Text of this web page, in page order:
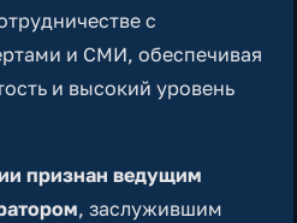
с
и СМИ, обеспечивая
и высокий уровень
признан ведущим
, заслужившим